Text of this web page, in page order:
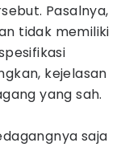
Pasalnya,
tidak memiliki
kejelasan
yang sah.
saja